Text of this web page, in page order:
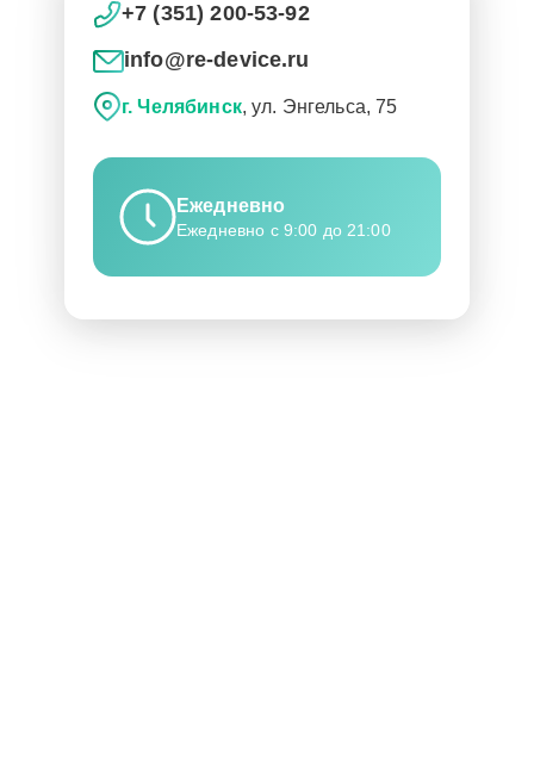
+7 (351) 200-53-92
info@re-device.ru
г. Челябинск, ул. Энгельса, 75
Ежедневно
Ежедневно с 9:00 до 21:00